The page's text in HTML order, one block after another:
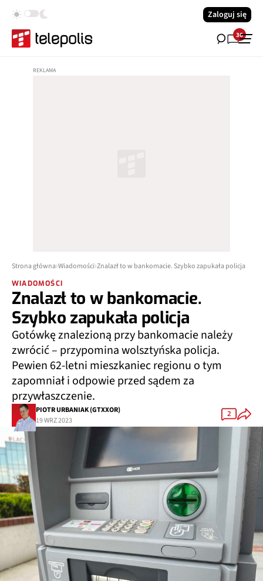
Zaloguj się
36
Strona główna Wiadomości Znalazł to w bankomacie. Szybko zapukała policja
WIADOMOŚCI
Znalazł to w bankomacie.
Szybko zapukała policja
Gotówkę znalezioną przy bankomacie należy
zwrócić – przypomina wolsztyńska policja.
Pewien 62-letni mieszkaniec regionu o tym
zapomniał i odpowie przed sądem za
przywłaszczenie.
PIOTR URBANIAK (GTXXOR)
19 WRZ 2023
2